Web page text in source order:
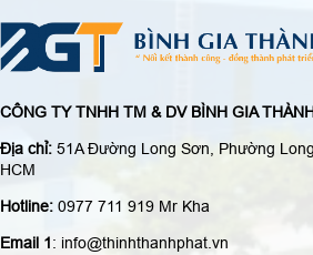
CÔNG TY TNHH TM & DV BÌNH GIA
Địa chỉ: 51A Đường Long Sơn, Phường
HCM
Hotline: 0977 711 919 Mr Kha
Email 1: info@thinhthanhphat.vn